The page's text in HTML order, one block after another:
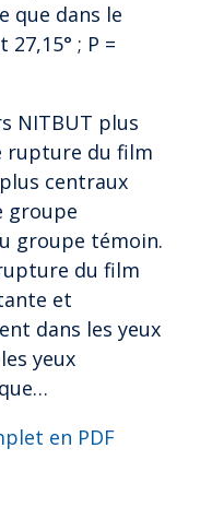
que dans le
; P =
NITBUT plus
rupture du film
centraux
groupe
groupe témoin.
du film
et
dans les yeux
yeux
en PDF